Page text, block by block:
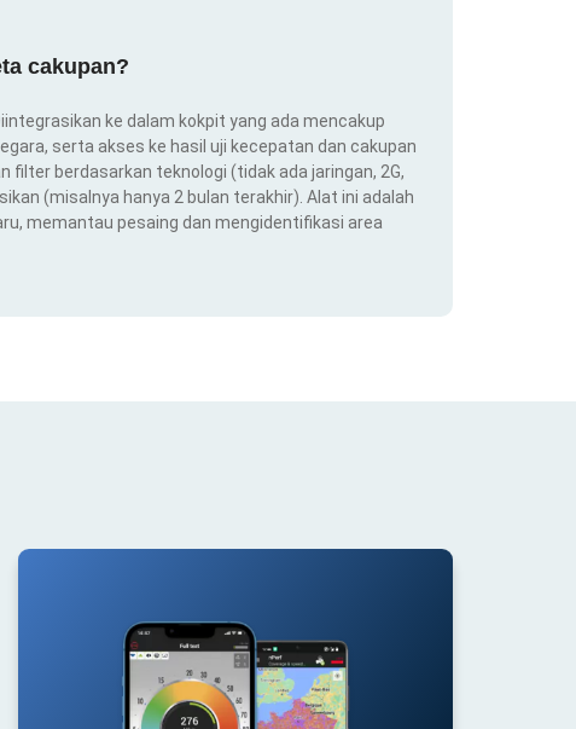
cakupan?
ke dalam kokpit yang ada mencakup
serta akses ke hasil uji kecepatan dan cakupan
filter berdasarkan teknologi (tidak ada jaringan, 2G,
(misalnya hanya 2 bulan terakhir). Alat ini adalah
memantau pesaing dan mengidentifikasi area